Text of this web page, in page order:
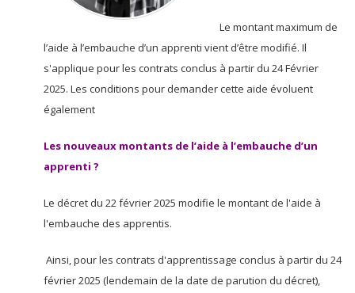
Le montant maximum de
l’aide à l’embauche d’un apprenti vient d’être modifié. Il
s'applique pour les contrats conclus à partir du 24 Février
2025. Les conditions pour demander cette aide évoluent
également
Les nouveaux montants de l’aide à l’embauche d’un
apprenti ?
Le décret du 22 février 2025 modifie le montant de l'aide à
l'embauche des apprentis.
Ainsi, pour les contrats d'apprentissage conclus à partir du 24
février 2025 (lendemain de la date de parution du décret),